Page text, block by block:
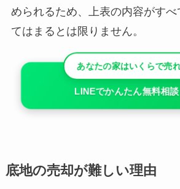
められるため、上表の内容がすべ
てはまるとは限りません。
あなたの家はいくらで売
LINEでかんたん無料相談
底地の売却が難しい理由